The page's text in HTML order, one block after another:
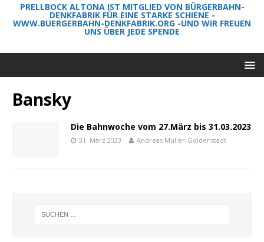
PRELLBOCK ALTONA IST MITGLIED VON BÜRGERBAHN-
DENKFABRIK FÜR EINE STARKE SCHIENE -
WWW.BUERGERBAHN-DENKFABRIK.ORG -UND WIR FREUEN
UNS ÜBER JEDE SPENDE
Bansky
Die Bahnwoche vom 27.März bis 31.03.2023
31. März 2023 Andreas Müller-Goldenstadt